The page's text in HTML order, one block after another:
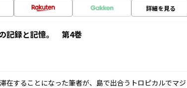
詳細を見る
記録と記憶。 第4巻
在することになった筆者が、島で出合うトロピカルでマジ